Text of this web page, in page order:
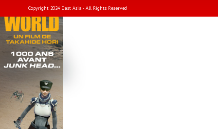
Copyright 2024 East Asia - All Rights Reserved